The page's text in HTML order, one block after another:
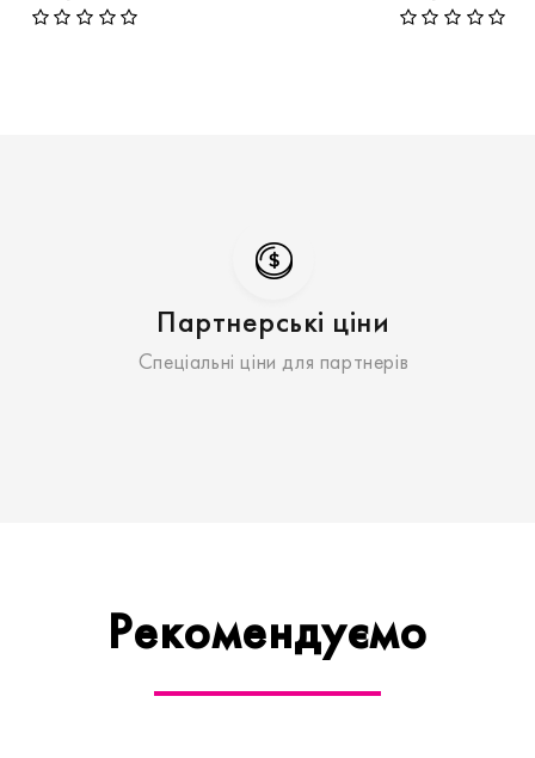
Партнерські ціни
Спеціальні ціни для партнерів
Рекомендуємо